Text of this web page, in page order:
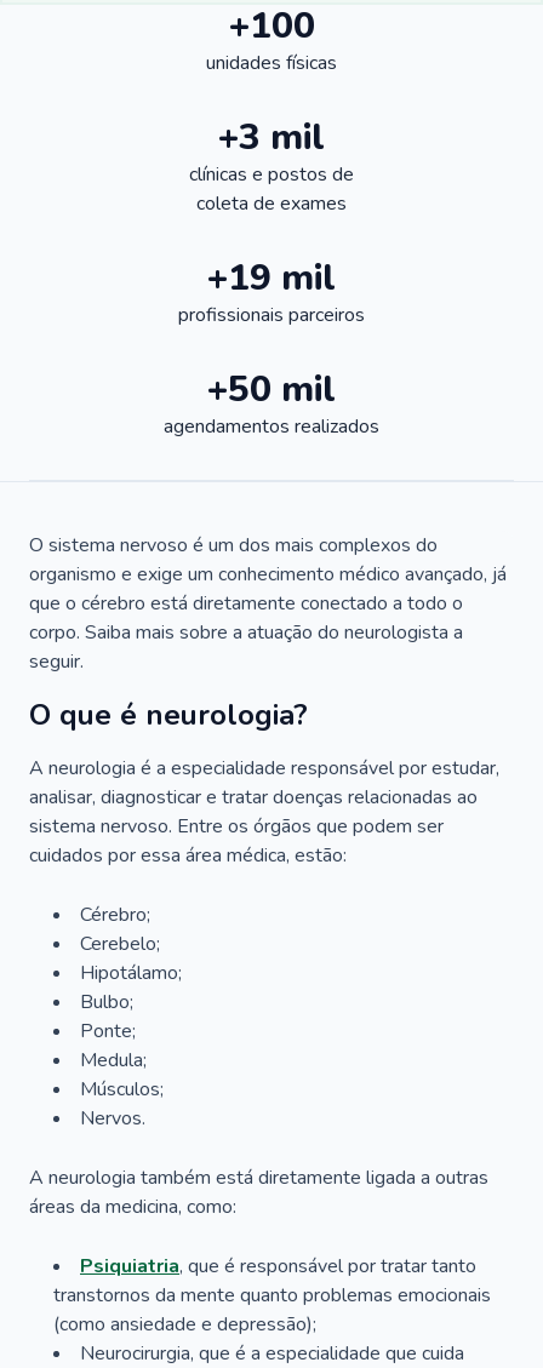
+100
unidades físicas
+3 mil
clínicas e postos de
coleta de exames
+19 mil
profissionais parceiros
+50 mil
agendamentos realizados
O sistema nervoso é um dos mais complexos do
organismo e exige um conhecimento médico avançado, já
que o cérebro está diretamente conectado a todo o
corpo. Saiba mais sobre a atuação do neurologista a
seguir.
O que é neurologia?
A neurologia é a especialidade responsável por estudar,
analisar, diagnosticar e tratar doenças relacionadas ao
sistema nervoso. Entre os órgãos que podem ser
cuidados por essa área médica, estão:
Cérebro;
Cerebelo;
Hipotálamo;
Bulbo;
Ponte;
Medula;
Músculos;
Nervos.
A neurologia também está diretamente ligada a outras
áreas da medicina, como:
Psiquiatria, que é responsável por tratar tanto
transtornos da mente quanto problemas emocionais
(como ansiedade e depressão);
Neurocirurgia, que é a especialidade que cuida